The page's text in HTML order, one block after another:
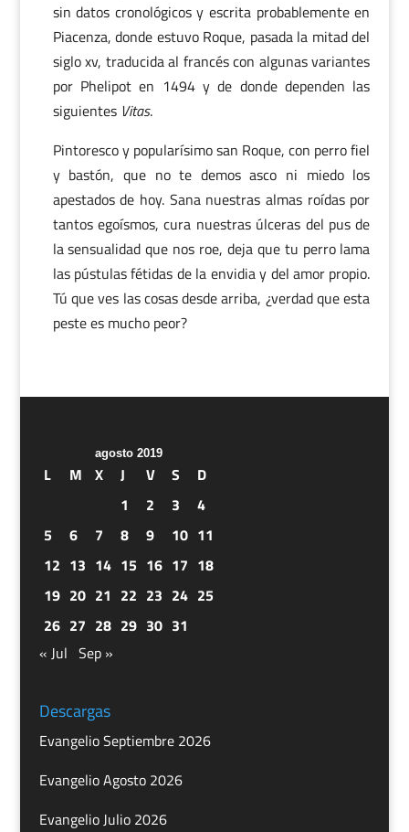
sin datos cronológicos y escrita probablemente en
Piacenza, donde estuvo Roque, pasada la mitad del
siglo xv, traducida al francés con algunas variantes
por Phelipot en 1494 y de donde dependen las
siguientes Vitas.
Pintoresco y popularísimo san Roque, con perro fiel
y bastón, que no te demos asco ni miedo los
apestados de hoy. Sana nuestras almas roídas por
tantos egoísmos, cura nuestras úlceras del pus de
la sensualidad que nos roe, deja que tu perro lama
las pústulas fétidas de la envidia y del amor propio.
Tú que ves las cosas desde arriba, ¿verdad que esta
peste es mucho peor?
agosto 2019
L M X J V S
D
1
2 3
4
5
6 7 8 9 10 11
12 13 14 15 16 17 18
19 20 21 22 23 24 25
26 27 28 29 30 31
« Jul Sep »
Descargas
Evangelio Septiembre 2026
Evangelio Agosto 2026
Evangelio Julio 2026